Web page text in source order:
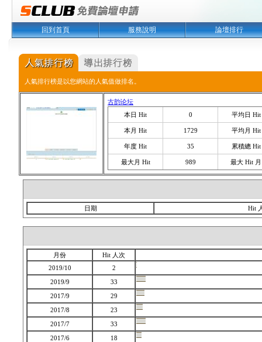
回到首頁 服務說明 論壇排行
人氣排行榜是以您網站的人氣值做排名。
古韵论坛
本日 Hit
0 平均日 Hit
本月 Hit 1729 平均月 Hit
年度 Hit 35 累積總 Hit
最大月 Hit 989 最大 Hit 月
日期 Hit
月份
Hit 人次
2019/10
2
2019/9
33
2017/9
29
2017/8
23
2017/7
33
2017/6
18